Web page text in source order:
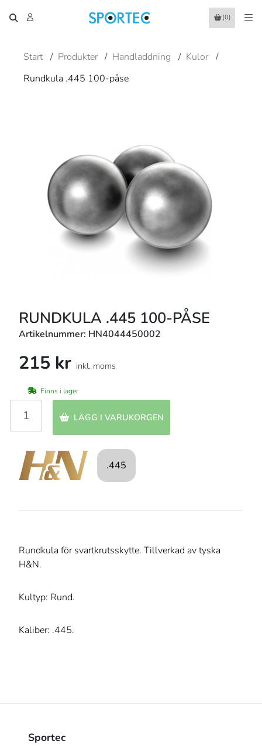
(0)
Start / Produkter / Handladdning / Kulor /
Rundkula .445 100-påse
RUNDKULA .445 100-PÅSE
Artikelnummer: HN4044450002
215 kr inkl. moms
Finns i lager
LÄGG I VARUKORGEN
.445
Rundkula för svartkrutsskytte. Tillverkad av tyska
H&N.
Kultyp: Rund.
Kaliber: .445.
Sportec